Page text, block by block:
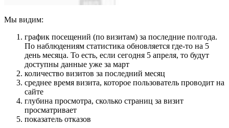
Мы видим:
график посещений (по визитам) за последние полгода.
По наблюдениям статистика обновляется где-то на 5
день месяца. То есть, если сегодня 5 апреля, то будут
доступны данные уже за март
количество визитов за последний месяц
среднее время визита, которое пользователь проводит на
сайте
глубина просмотра, сколько страниц за визит
просматривает
показатель отказов